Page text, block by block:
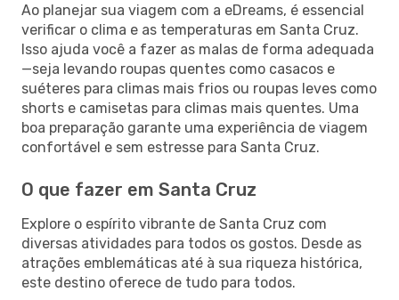
Ao planejar sua viagem com a eDreams, é essencial
verificar o clima e as temperaturas em Santa Cruz.
Isso ajuda você a fazer as malas de forma adequada
—seja levando roupas quentes como casacos e
suéteres para climas mais frios ou roupas leves como
shorts e camisetas para climas mais quentes. Uma
boa preparação garante uma experiência de viagem
confortável e sem estresse para Santa Cruz.
O que fazer em Santa Cruz
Explore o espírito vibrante de Santa Cruz com
diversas atividades para todos os gostos. Desde as
atrações emblemáticas até à sua riqueza histórica,
este destino oferece de tudo para todos.